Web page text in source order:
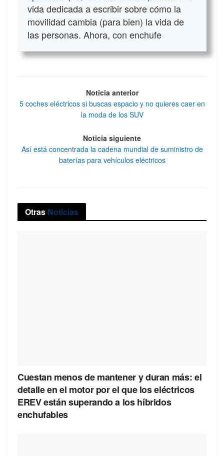
vida dedicada a escribir sobre cómo la
movilidad cambia (para bien) la vida de
las personas. Ahora, con enchufe
Noticia anterior
5 coches eléctricos si buscas espacio y no quieres caer en
la moda de los SUV
Noticia siguiente
Así está concentrada la cadena mundial de suministro de
baterías para vehículos eléctricos
Otras Noticias
Cuestan menos de mantener y duran más: el
detalle en el motor por el que los eléctricos
EREV están superando a los híbridos
enchufables